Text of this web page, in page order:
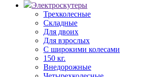
Электроскутеры
Трехколесные
Складные
Для двоих
Для взрослых
С широкими колесами
150 кг.
Внедорожные